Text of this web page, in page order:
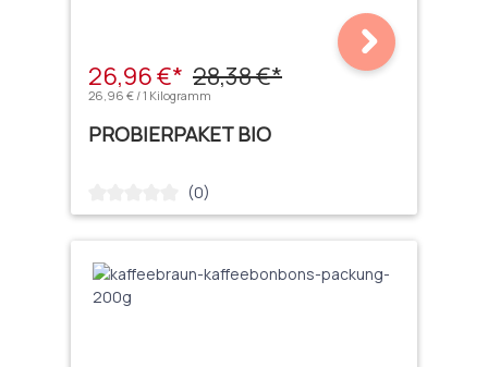
26,96 €* 28,38 €*
26,96 € / 1 Kilogramm
PROBIERPAKET BIO
Durchschnittliche Bewertung von 0 von 5 Sternen
(0)